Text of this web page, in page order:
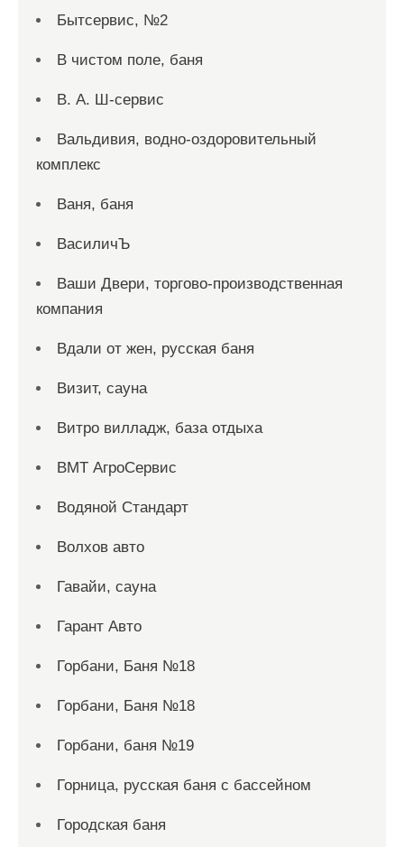
Бытсервис, №2
В чистом поле, баня
В. А. Ш-сервис
Вальдивия, водно-оздоровительный
комплекс
Ваня, баня
ВасиличЪ
Ваши Двери, торгово-производственная
компания
Вдали от жен, русская баня
Визит, сауна
Витро вилладж, база отдыха
ВМТ АгроСервис
Водяной Стандарт
Волхов авто
Гавайи, сауна
Гарант Авто
Горбани, Баня №18
Горбани, Баня №18
Горбани, баня №19
Горница, русская баня с бассейном
Городская баня